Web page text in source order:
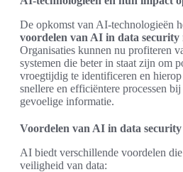
De opkomst van AI-technologieën
voordelen van AI in data security
Organisaties kunnen nu profiteren
systemen die beter in staat zijn om
vroegtijdig te identificeren en
snellere en efficiëntere processen
gevoelige informatie.
Voordelen van AI in data security
AI biedt verschillende voordelen
veiligheid van data: